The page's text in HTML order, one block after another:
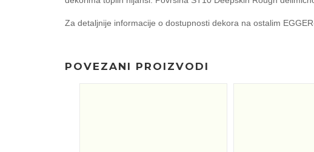
Za detaljnije informacije o dostupnosti dekora na ostalim
POVEZANI PROIZVODI